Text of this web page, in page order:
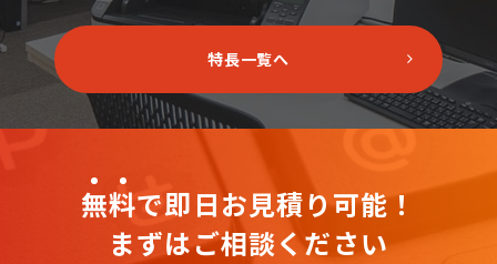
特長一覧へ
無料で即日お見積り可能！
まずはご相談ください